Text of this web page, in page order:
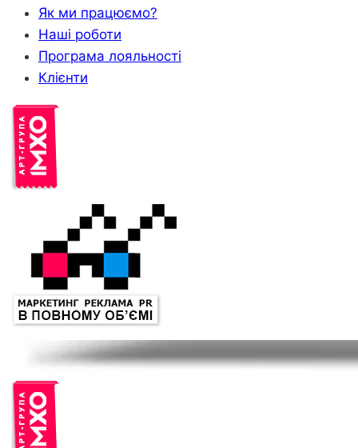
Як ми працюємо?
Наші роботи
Програма лояльності
Клієнти